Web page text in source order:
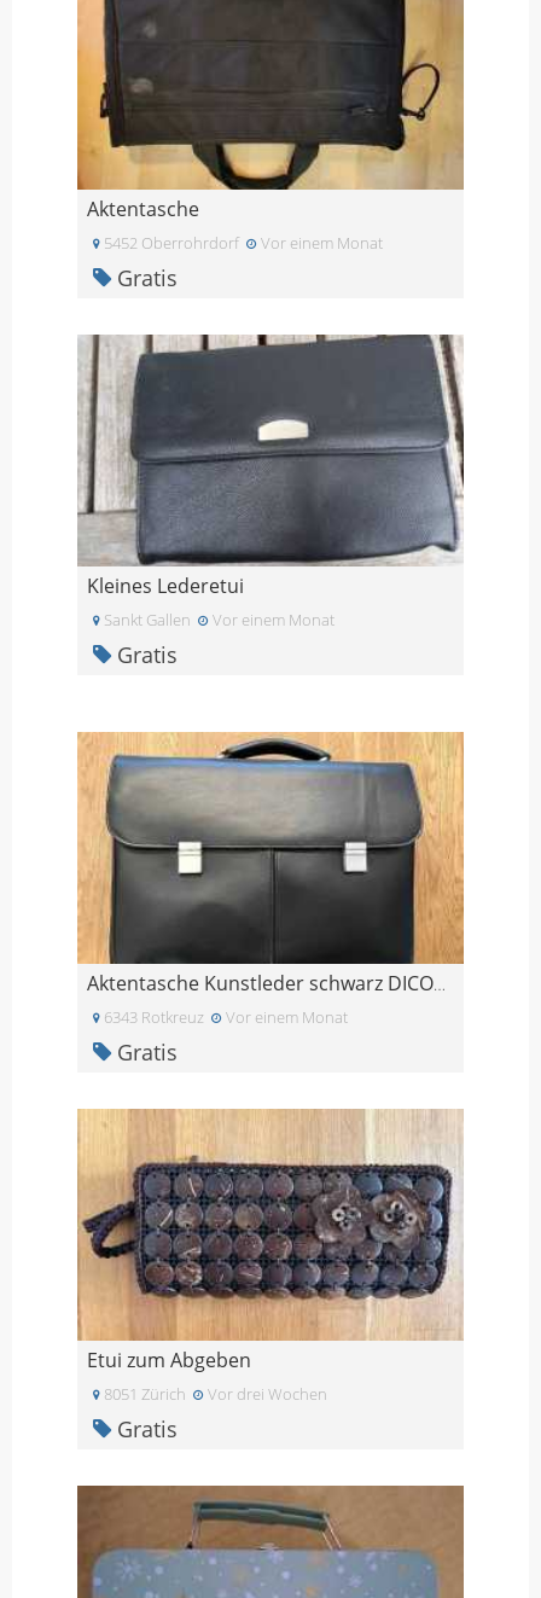
Aktentasche
5452 Oberrohrdorf Vor einem Monat
Gratis
Kleines Lederetui
Sankt Gallen Vor einem Monat
Gratis
Aktentasche Kunstleder schwarz DICOTA
6343 Rotkreuz Vor einem Monat
Gratis
Etui zum Abgeben
8051 Zürich Vor drei Wochen
Gratis